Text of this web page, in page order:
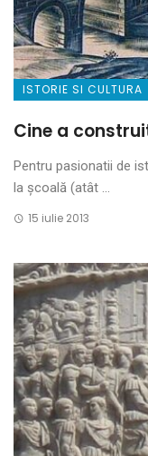
ISTORIE SI CULTURA
Cine a
Pentru pasionatii de
la şcoală (atât ...
15 iulie 2013